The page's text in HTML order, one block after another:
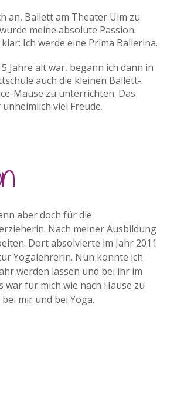
meine absolute Passion.
Ich werde eine Prima Ballerina.
Jahre alt war, begann ich dann in
auch die kleinen Ballett-
Mäuse zu unterrichten. Das
viel Freude.
aber doch für die
Nach meiner Ausbildung
Dort absolvierte im Jahr 2011
Yogalehrerin. Nun konnte ich
werden lassen und bei ihr im
für mich wie nach Hause zu
mir und bei Yoga.